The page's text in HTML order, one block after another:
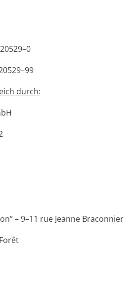
durch:
– 9–11 rue Jeanne Braconnier